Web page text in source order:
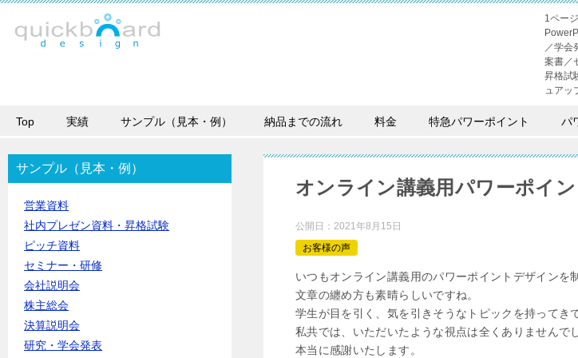
1ペー
／学会
案書／
昇格試
ュアッ
Top 実績 サンプル（見本・例） 納品までの流れ 料金 特急パワーポイント パ
オンライン講義用パワーポイ
公開日： 2021年8月15日
お客様の声
いつもオンライン講義用のパワーポイントデザインを
文章の纏め方も素晴らしいですね。
学生が目を引く、気を引きそうなトピックを持ってき
私共では、いただいたような視点は全くありませんで
本当に感謝いたします。
サンプル（見本・例）
営業資料
社内プレゼン資料・昇格試験
ピッチ資料
セミナー・研修
会社説明会
株主総会
決算説明会
研究・学会発表